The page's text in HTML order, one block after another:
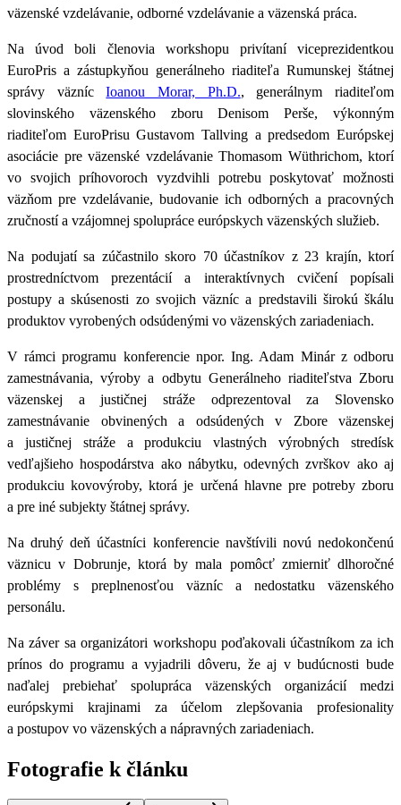
väzenské vzdelávanie, odborné vzdelávanie a väzenská práca.
Na úvod boli členovia workshopu privítaní viceprezidentkou
EuroPris a zástupkyňou generálneho riaditeľa Rumunskej štátnej
správy väznícIoanou Morar, Ph.D., generálnym riaditeľom
slovinského väzenského zboru Denisom Perše, výkonným
riaditeľom EuroPrisu Gustavom Tallving a predsedom Európskej
asociácie pre väzenské vzdelávanieThomasom Wüthrichom, ktorí
vo svojich príhovoroch vyzdvihli potrebu poskytovať možnosti
väzňom pre vzdelávanie, budovanie ich odborných a pracovných
zručností a vzájomnej spolupráce európskych väzenských služieb.
Na podujatí sa zúčastnilo skoro 70 účastníkov z 23 krajín, ktorí
prostredníctvom prezentácií a interaktívnych cvičení popísali
postupy a skúsenosti zo svojich väzníc a predstavili širokú škálu
produktov vyrobených odsúdenými vo väzenských zariadeniach.
V rámci programu konferencie npor. Ing. Adam Minár z odboru
zamestnávania, výroby a odbytu Generálneho riaditeľstva Zboru
väzenskej a justičnej stráže odprezentoval za Slovensko
zamestnávanie obvinených a odsúdených v Zbore väzenskej
a justičnej stráže a produkciu vlastných výrobných stredísk
vedľajšieho hospodárstva ako nábytku, odevných zvrškov ako aj
produkciu kovovýroby, ktorá je určená hlavne pre potreby zboru
a pre iné subjekty štátnej správy.
Na druhý deň účastníci konferencie navštívili novú nedokončenú
väznicu v Dobrunje, ktorá by mala pomôcť zmierniť dlhoročné
problémy s preplnenosťou väzníc a nedostatku väzenského
personálu.
Na záver sa organizátori workshopu poďakovali účastníkom za ich
prínos do programu a vyjadrili dôveru, že aj v budúcnosti bude
naďalej prebiehať spolupráca väzenských organizácií medzi
európskymi krajinami za účelom zlepšovania profesionality
a postupov vo väzenských a nápravných zariadeniach.
Fotografie k článku